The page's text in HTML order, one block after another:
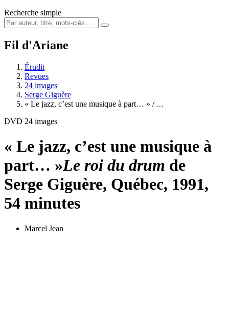
Recherche simple
Fil d'Ariane
Érudit
Revues
24 images
Serge Giguère
« Le jazz, c’est une musique à part… » /…
DVD 24 images
« Le jazz, c’est une musique à
part… »Le roi du drum de
Serge Giguère, Québec, 1991,
54 minutes
Marcel Jean